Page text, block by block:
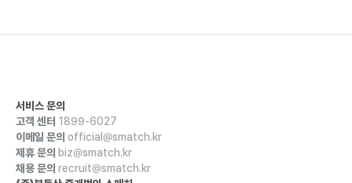
서비스 문의
고객 센터 1899-6027
이메일 문의 official@smatch.kr
제휴 문의 biz@smatch.kr
채용 문의 recruit@smatch.kr